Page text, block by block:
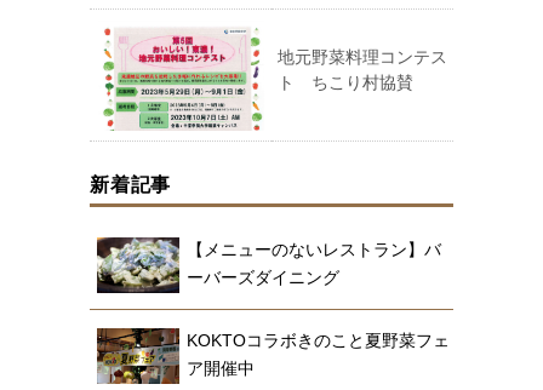
地元野菜料理コンテス
ト ちこり村協賛
新着記事
【メニューのないレストラン】バ
ーバーズダイニング
KOKTOコラボきのこと夏野菜フェ
ア開催中